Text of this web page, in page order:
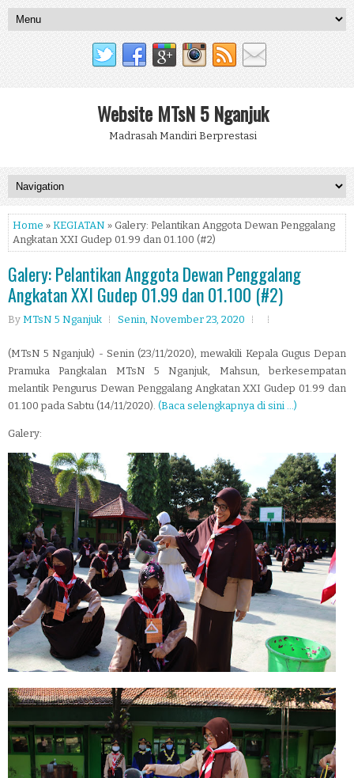
Website MTsN 5 Nganjuk
Madrasah Mandiri Berprestasi
Home » KEGIATAN » Galery: Pelantikan Anggota Dewan Penggalang
Angkatan XXI Gudep 01.99 dan 01.100 (#2)
Galery: Pelantikan Anggota Dewan Penggalang
Angkatan XXI Gudep 01.99 dan 01.100 (#2)
By MTsN 5 Nganjuk Senin, November 23, 2020
(MTsN 5 Nganjuk) - Senin (23/11/2020), mewakili Kepala Gugus Depan
Pramuka Pangkalan MTsN 5 Nganjuk, Mahsun, berkesempatan
melantik Pengurus Dewan Penggalang Angkatan XXI Gudep 01.99 dan
01.100 pada Sabtu (14/11/2020). (Baca selengkapnya di sini ...)
Galery: